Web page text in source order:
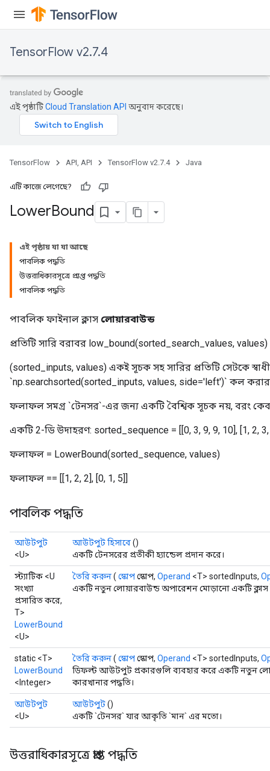
TensorFlow v2.7.4
এই পৃষ্ঠাটিCloud Translation API অনুবাদ করেছে।
TensorFlow API, API TensorFlow v2.7.4 Java
এটি কাজে লেগেছে?
LowerBound
এই পৃষ্ঠায় যা যা আছে
পাবলিক পদ্ধতি
উত্তরাধিকারসূত্রে প্রাপ্ত পদ্ধতি
পাবলিক পদ্ধতি
পাবলিক ফাইনাল ক্লাস লোয়ারবাউন্ড
প্রতিটি সারি বরাবর low_bound(sorted_search_values,
(sorted_inputs, values) একই সূচক সহ সারির প্রতিটি সেটকে
`np.searchsorted(sorted_inputs, values, side='left')` কল
ফলাফল সমগ্র `টেনসর`-এর জন্য একটি বৈশ্বিক সূচক নয়, বরং
একটি 2-ডি উদাহরণ: sorted_sequence = [[0, 3, 9, 9, 10], [1, 2, 3,
ফলাফল = LowerBound(sorted_sequence, values)
ফলাফল == [[1, 2, 2], [0, 1, 5]]
পাবলিক পদ্ধতি
আউটপুট
<U>
আউটপুট হিসাবে()
একটি টেনসরের প্রতীকী হ্যান্ডেল প্রদান করে।
স্ট্যাটিক <U
সংখ্যা
প্রসারিত করে,
T>
LowerBound
<U>
তৈরি করুন( স্কোপস্কোপ, Operand <T> sortedInputs,
একটি নতুন লোয়ারবাউন্ড অপারেশন মোড়ানো একটি ক্লাস
static <T>
LowerBound
<Integer>
তৈরি করুন( স্কোপস্কোপ, Operand <T> sortedInputs,
ডিফল্ট আউটপুট প্রকারগুলি ব্যবহার করে একটি নতুন
কারখানার পদ্ধতি।
আউটপুট
<U>
আউটপুট()
একটি `টেনসর` যার আকৃতি `মান` এর মতো।
উত্তরাধিকারসূত্রে প্রাপ্ত পদ্ধতি